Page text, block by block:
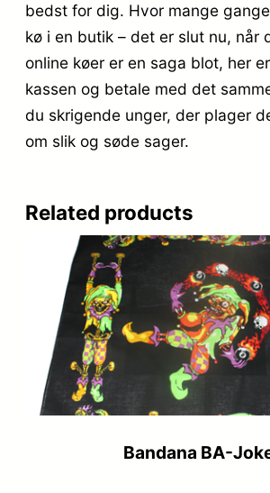
bedst for dig. Hvor mange
kø i en butik – det er slut nu, når
online køer er en saga blot, her
kassen og betale med det
du skrigende unger, der plager
om slik og søde sager.
Related products
Bandana BA-